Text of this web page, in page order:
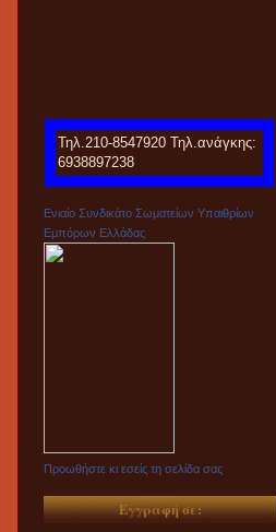
Τηλ.210-8547920 Τηλ.ανάγκης:
6938897238
Ενιαίο Συνδικάτο Σωματείων Υπαιθρίων
Εμπόρων Ελλάδας
Προωθήστε κι εσείς τη σελίδα σας
Εγγραφή σε: